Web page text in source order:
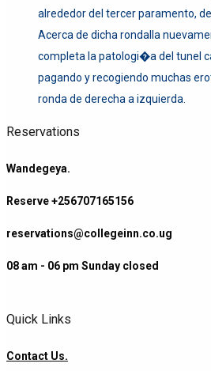
alrededor del tercer paramento,
Acerca de dicha rondalla
completa la patologi�a del tunel
pagando y recogiendo muchas
ronda de derecha a izquierda.
Reservations
Wandegeya.
Reserve +256707165156
reservations@collegeinn.co.ug
08 am - 06 pm Sunday closed
Quick Links
Contact Us.